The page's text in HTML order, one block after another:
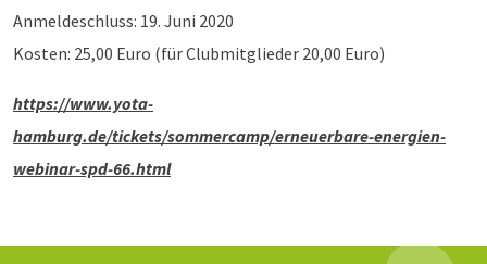
Anmeldeschluss: 19. Juni 2020
Kosten: 25,00 Euro (für Clubmitglieder 20,00 Euro)
https://www.yota-
hamburg.de/tickets/sommercamp/erneuerbare-energien-
webinar-spd-66.html